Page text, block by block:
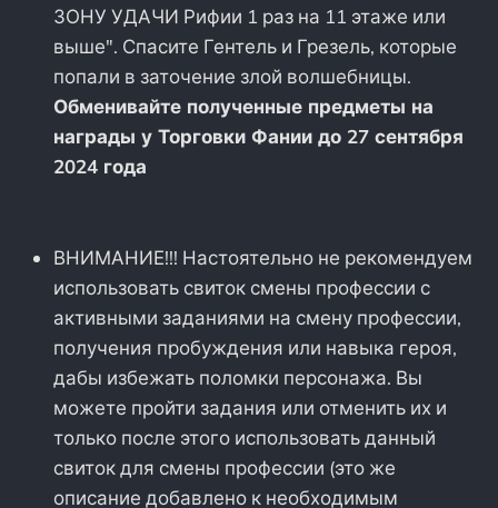
ЗОНУ УДАЧИ Рифии 1 раз на 11 этаже или
выше". Спасите Гентель и Грезель, которые
попали в заточение злой волшебницы.
Обменивайте полученные предметы на
награды у Торговки Фании до 27 сентября
2024 года
ВНИМАНИЕ!!! Настоятельно не рекомендуем
использовать свиток смены профессии с
активными заданиями на смену профессии,
получения пробуждения или навыка героя,
дабы избежать поломки персонажа. Вы
можете пройти задания или отменить их и
только после этого использовать данный
свиток для смены профессии (это же
описание добавлено к необходимым